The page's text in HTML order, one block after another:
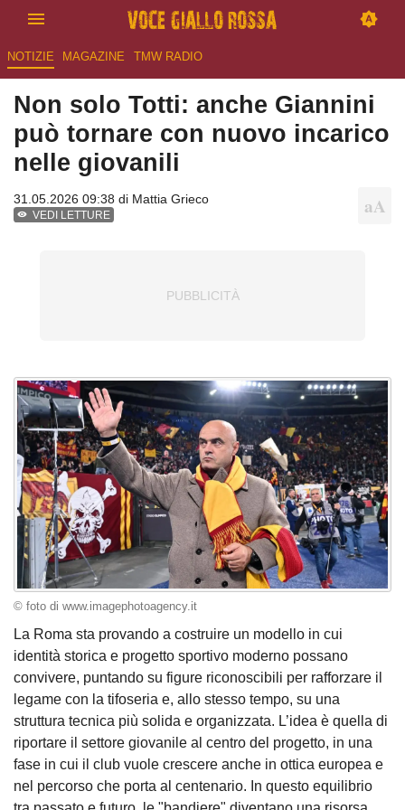
NOTIZIE MAGAZINE TMW RADIO
Non solo Totti: anche Giannini
può tornare con nuovo incarico
nelle giovanili
31.05.2026 09:38 di Mattia Grieco
VEDI LETTURE
© foto di www.imagephotoagency.it
La Roma sta provando a costruire un modello in cui
identità storica e progetto sportivo moderno possano
convivere, puntando su figure riconoscibili per rafforzare il
legame con la tifoseria e, allo stesso tempo, su una
struttura tecnica più solida e organizzata. L’idea è quella di
riportare il settore giovanile al centro del progetto, in una
fase in cui il club vuole crescere anche in ottica europea e
nel percorso che porta al centenario. In questo equilibrio